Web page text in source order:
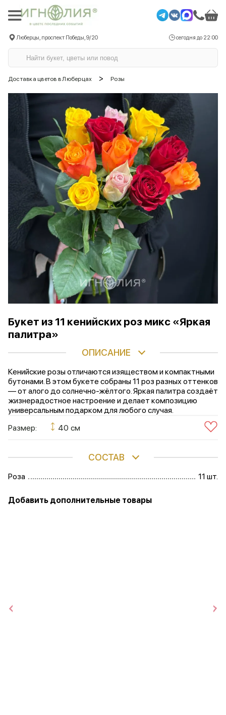
Люберцы, проспект Победы, 9/20 сегодня до 22:00
Доставка цветов в Люберцах > Розы
Букет из 11 кенийских роз микс «Яркая
палитра»
ОПИСАНИЕ
Кенийские розы отличаются изяществом и компактными
бутонами. В этом букете собраны 11 роз разных оттенков
— от алого до солнечно-жёлтого. Яркая палитра создаёт
жизнерадостное настроение и делает композицию
универсальным подарком для любого случая.
Размер:
40 см
СОСТАВ
Роза 11 шт.
Добавить дополнительные товары